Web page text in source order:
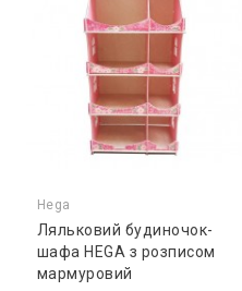
Hega
Ляльковий будиночок-
шафа HEGA з розписом
мармуровий